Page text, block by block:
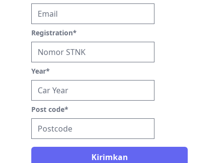
Registration*
Year*
Post code*
Kirimkan